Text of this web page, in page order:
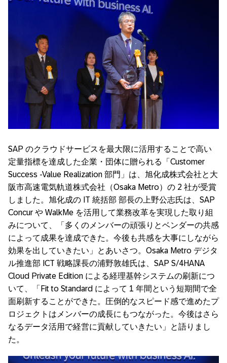
SAP のクラウドサービスを最大限に活用することで高い
定量指標を達成した企業・団体に贈られる「 Customer
Success -Value Realization 部門」は、旭化成株式会社と大
阪市高速電気軌道株式会社（Osaka Metro）の 2 社が受賞
しました。 旭化成の IT 統括部 部長の上野公志氏は、 SAP
Concur や WalkMe を活用して業務改革を実現した取り組
みについて、「多くのメンバーの頑張りとベンダーの共感
によって成果を達成できた。今後も共感を大事にしながら
効果を出していきたい」とあいさつ。Osaka Metro デジタ
ル推進部 ICT 戦略課長の浦野敦雄氏は、 SAP S/4HANA
Cloud Private Edition による経理基幹システムの刷新につ
いて、
「Fit to Standard によって 1 年間という短期間で全
面刷新することができた。圧倒的なスピード感で進めたプ
ロジェクトはメンバーの成長にもつながった。今後はさら
なるデータ活用で経営に貢献していきたい」と語りまし
た。